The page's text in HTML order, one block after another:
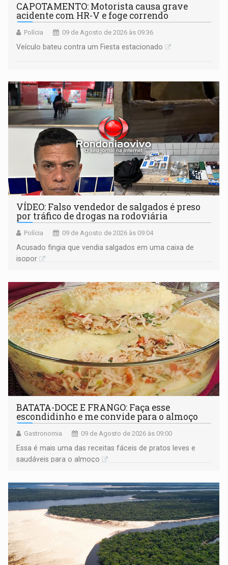
CAPOTAMENTO: Motorista causa grave
acidente com HR-V e foge correndo
Polícia 09 de Agosto de 2026 às 09:36
Veículo bateu contra um Fiesta estacionado
VÍDEO: Falso vendedor de salgados é preso
por tráfico de drogas na rodoviária
Polícia 09 de Agosto de 2026 às 09:04
Acusado fingia que vendia salgados em uma caixa de
isopor
BATATA-DOCE E FRANGO: Faça esse
escondidinho e me convide para o almoço
Gastronomia 09 de Agosto de 2026 às 09:00
Essa é mais uma das receitas fáceis de pratos leves e
saudáveis para o almoço